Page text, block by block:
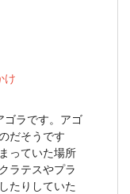
け
ゴラです。アゴ
だそうです
っていた場所
ラテスやプラ
たりしていた